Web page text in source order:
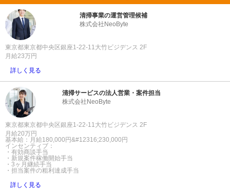
清掃事業の運営管理候補
株式会社NeoByte
東京都東京都中央区銀座1-22-11大竹ビジデンス 2F
月給23万円
詳しく見る
清掃サービスの法人営業・案件担当
株式会社NeoByte
東京都東京都中央区銀座1-22-11大竹ビジデンス 2F
月給20万円
基本給：月給180,000円&#12316;230,000円
インセンティブ：
・有効商談手当
・新規案件稼働開始手当
・3ヶ月継続手当
・担当案件の粗利達成手当
詳しく見る